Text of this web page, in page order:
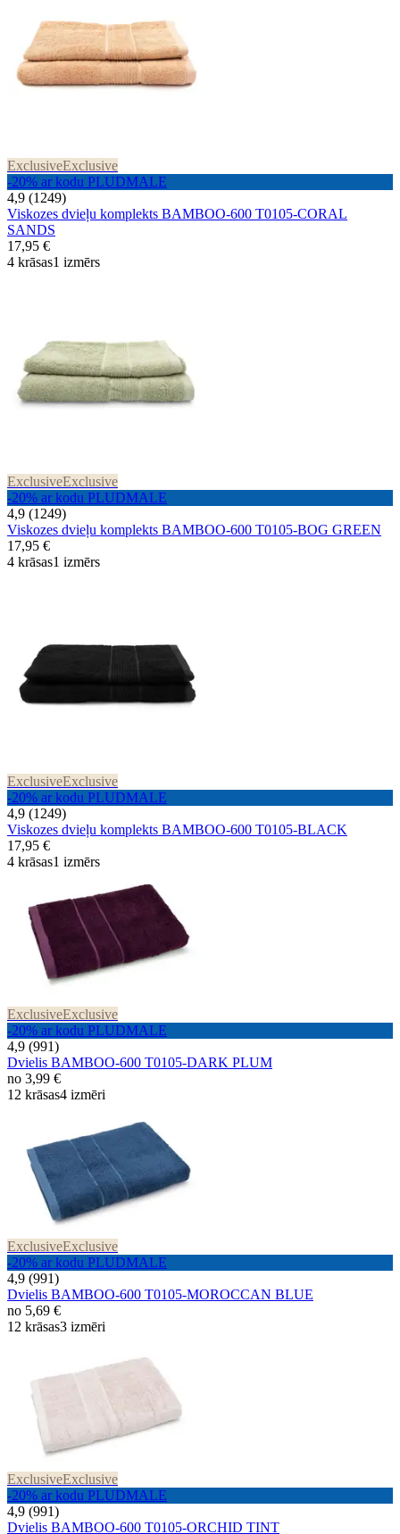
ExclusiveExclusive
-20% ar kodu PLUDMALE
4,9 (1249)
Viskozes dvieļu komplekts BAMBOO-600 T0105-CORAL
SANDS
17,95 €
4 krāsas1 izmērs
ExclusiveExclusive
-20% ar kodu PLUDMALE
4,9 (1249)
Viskozes dvieļu komplekts BAMBOO-600 T0105-BOG GREEN
17,95 €
4 krāsas1 izmērs
ExclusiveExclusive
-20% ar kodu PLUDMALE
4,9 (1249)
Viskozes dvieļu komplekts BAMBOO-600 T0105-BLACK
17,95 €
4 krāsas1 izmērs
ExclusiveExclusive
-20% ar kodu PLUDMALE
4,9 (991)
Dvielis BAMBOO-600 T0105-DARK PLUM
no 3,99 €
12 krāsas4 izmēri
ExclusiveExclusive
-20% ar kodu PLUDMALE
4,9 (991)
Dvielis BAMBOO-600 T0105-MOROCCAN BLUE
no 5,69 €
12 krāsas3 izmēri
ExclusiveExclusive
-20% ar kodu PLUDMALE
4,9 (991)
Dvielis BAMBOO-600 T0105-ORCHID TINT